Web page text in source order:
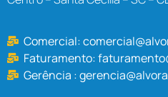
Comercial:
Faturamento:
Gerência :